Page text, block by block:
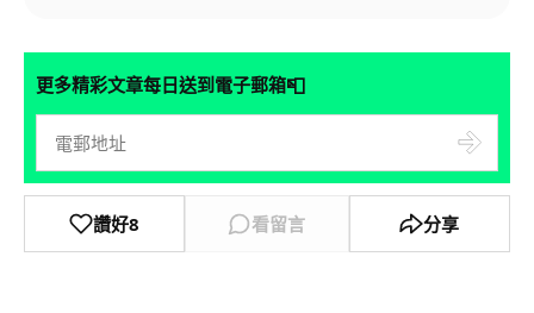
更多精彩文章每日送到電子郵箱📮
讚好8 看留言 分享